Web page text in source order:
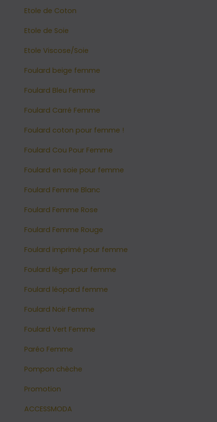
Etole de Coton
Etole de Soie
Etole Viscose/Soie
Foulard beige femme
Foulard Bleu Femme
Foulard Carré Femme
Foulard coton pour femme !
Foulard Cou Pour Femme
Foulard en soie pour femme
Foulard Femme Blanc
Foulard Femme Rose
Foulard Femme Rouge
Foulard imprimé pour femme
Foulard léger pour femme
Foulard léopard femme
Foulard Noir Femme
Foulard Vert Femme
Paréo Femme
Pompon chèche
Promotion
ACCESSMODA